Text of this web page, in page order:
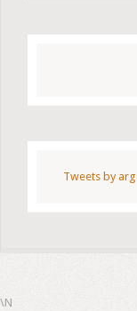
Tweets by
\N